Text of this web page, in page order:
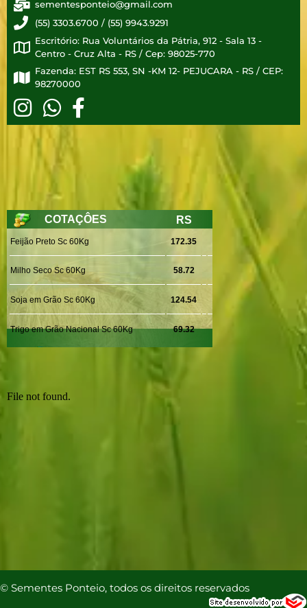
sementesponteio@gmail.com
(55) 3303.6700 / (55) 9943.9291
Escritório: Rua Voluntários da Pátria, 912 - Sala 13 -
Centro - Cruz Alta - RS / Cep: 98025-770
Fazenda: EST RS 553, SN -KM 12- PEJUCARA - RS / CEP:
98270000
© Sementes Ponteio, todos os direitos reservados